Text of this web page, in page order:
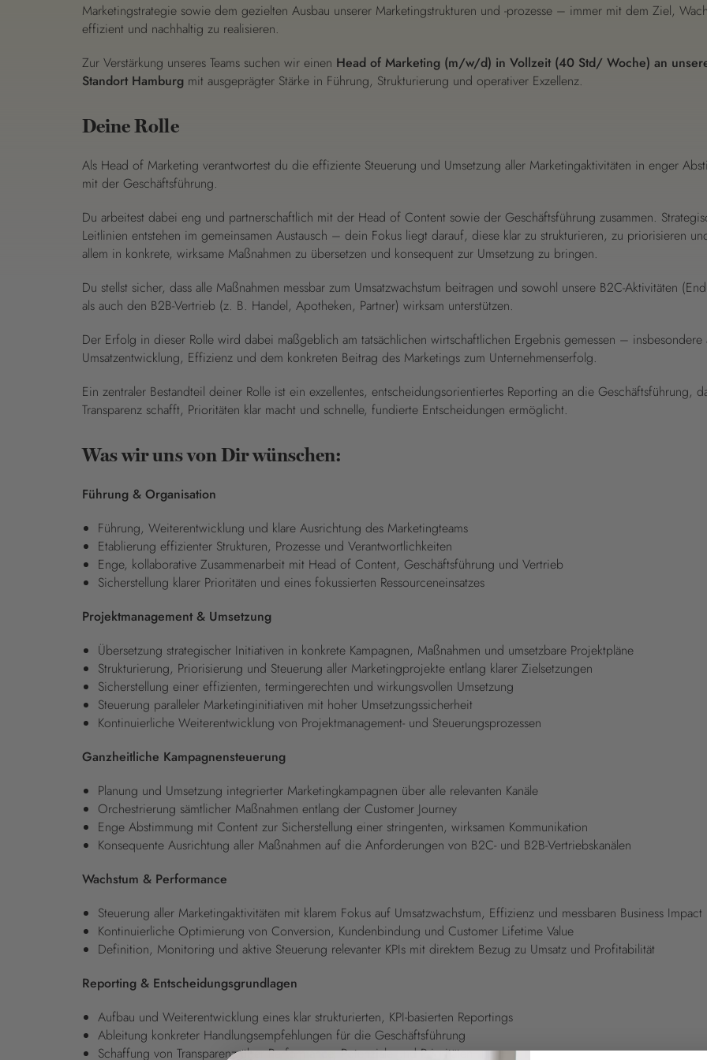
Marketingstrategie sowie dem gezielten Ausbau unserer Marketingstrukturen und -prozesse – immer mit dem Ziel,
effizient und nachhaltig zu realisieren.
Zur Verstärkung unseres Teams suchen wir einen Head of Marketing (m/w/d) in Vollzeit (40 Std/ Woche) an
Standort Hamburg mit ausgeprägter Stärke in Führung, Strukturierung und operativer Exzellenz.
Deine Rolle
Als Head of Marketing verantwortest du die effiziente Steuerung und Umsetzung aller Marketingaktivitäten in enger
mit der Geschäftsführung.
Du arbeitest dabei eng und partnerschaftlich mit der Head of Content sowie der Geschäftsführung zusammen.
Leitlinien entstehen im gemeinsamen Austausch – dein Fokus liegt darauf, diese klar zu strukturieren, zu priorisieren
allem in konkrete, wirksame Maßnahmen zu übersetzen und konsequent zur Umsetzung zu bringen.
Du stellst sicher, dass alle Maßnahmen messbar zum Umsatzwachstum beitragen und sowohl unsere B2C-Aktivitäten
als auch den B2B-Vertrieb (z. B. Handel, Apotheken, Partner) wirksam unterstützen.
Der Erfolg in dieser Rolle wird dabei maßgeblich am tatsächlichen wirtschaftlichen Ergebnis gemessen – insbesondere
Umsatzentwicklung, Effizienz und dem konkreten Beitrag des Marketings zum Unternehmenserfolg.
Ein zentraler Bestandteil deiner Rolle ist ein exzellentes, entscheidungsorientiertes Reporting an die Geschäftsführung,
Transparenz schafft, Prioritäten klar macht und schnelle, fundierte Entscheidungen ermöglicht.
Was wir uns von Dir wünschen:
Führung & Organisation
Führung, Weiterentwicklung und klare Ausrichtung des Marketingteams
Etablierung effizienter Strukturen, Prozesse und Verantwortlichkeiten
Enge, kollaborative Zusammenarbeit mit Head of Content, Geschäftsführung und Vertrieb
Sicherstellung klarer Prioritäten und eines fokussierten Ressourceneinsatzes
Projektmanagement & Umsetzung
Übersetzung strategischer Initiativen in konkrete Kampagnen, Maßnahmen und umsetzbare Projektpläne
Strukturierung, Priorisierung und Steuerung aller Marketingprojekte entlang klarer Zielsetzungen
Sicherstellung einer effizienten, termingerechten und wirkungsvollen Umsetzung
Steuerung paralleler Marketinginitiativen mit hoher Umsetzungssicherheit
Kontinuierliche Weiterentwicklung von Projektmanagement- und Steuerungsprozessen
Ganzheitliche Kampagnensteuerung
Planung und Umsetzung integrierter Marketingkampagnen über alle relevanten Kanäle
Orchestrierung sämtlicher Maßnahmen entlang der Customer Journey
Enge Abstimmung mit Content zur Sicherstellung einer stringenten, wirksamen Kommunikation
Konsequente Ausrichtung aller Maßnahmen auf die Anforderungen von B2C- und B2B-Vertriebskanälen
Wachstum & Performance
Steuerung aller Marketingaktivitäten mit klarem Fokus auf Umsatzwachstum, Effizienz und messbaren Business Impact
Kontinuierliche Optimierung von Conversion, Kundenbindung und Customer Lifetime Value
Definition, Monitoring und aktive Steuerung relevanter KPIs mit direktem Bezug zu Umsatz und Profitabilität
Reporting & Entscheidungsgrundlagen
Aufbau und Weiterentwicklung eines klar strukturierten, KPI-basierten Reportings
Ableitung konkreter Handlungsempfehlungen für die Geschäftsführung
Schaffung von Transparenz über Performance, Potenziale und Prioritäten